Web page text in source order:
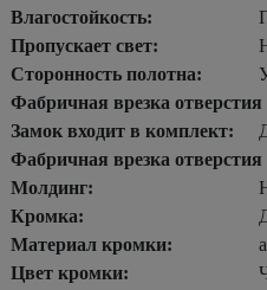
Влагостойкость:
Пропускает свет:
Сторонность полотна:
Фабричная врезка отверстия
Замок входит в комплект:
Фабричная врезка отверстия
Молдинг:
Кромка:
Материал кромки:
Цвет кромки: